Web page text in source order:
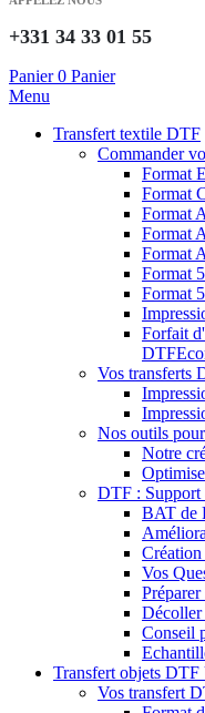
+331 34 33 01 55
Panier 0 Panier
Menu
Transfert textile DTF
Commander
Format
Format
Format
Format
Format
Format
Format
Forfait
DTF
Vos transferts
Nos outils
Notre
DTF : Support
BAT de
Vos
Conseil
Transfert objets
Vos transfert